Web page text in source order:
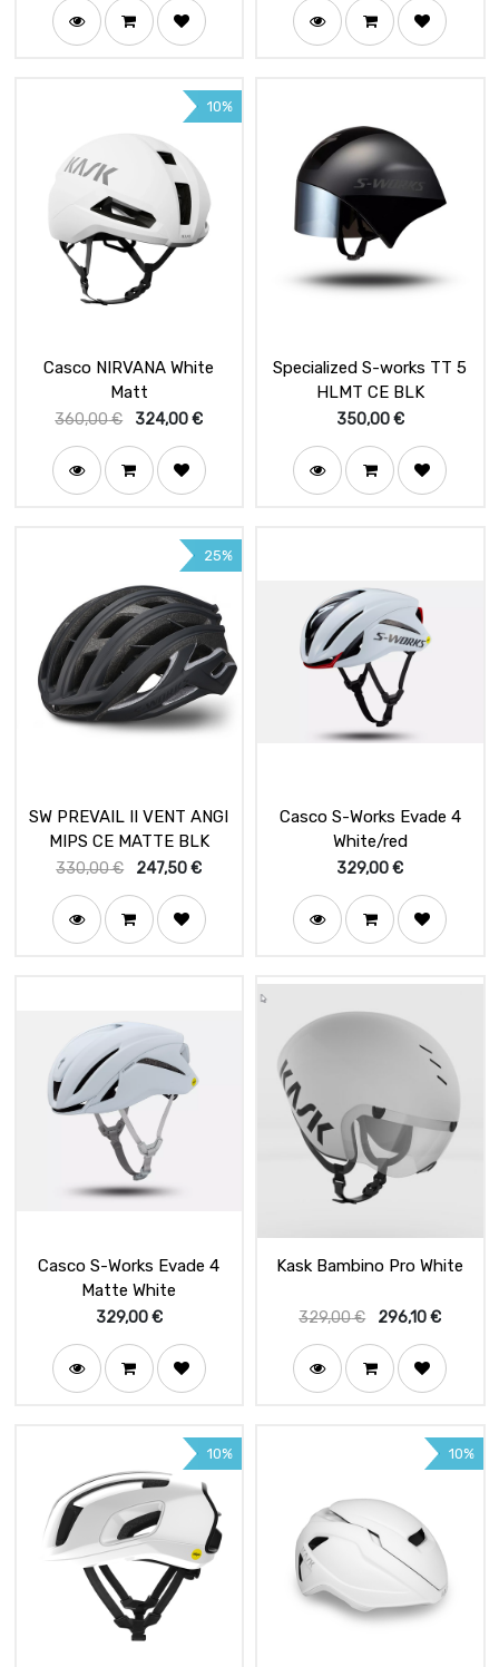
10%
Casco NIRVANA White
Matt
360,00€ 324,00€
Specialized S-works TT 5
HLMT CE BLK
350,00€
25%
SW PREVAIL II VENT ANGI
MIPS CE MATTE BLK
330,00€ 247,50€
Casco S-Works Evade 4
White/red
329,00€
Casco S-Works Evade 4
Matte White
329,00€
Kask Bambino Pro White
329,00€ 296,10€
10% 10%